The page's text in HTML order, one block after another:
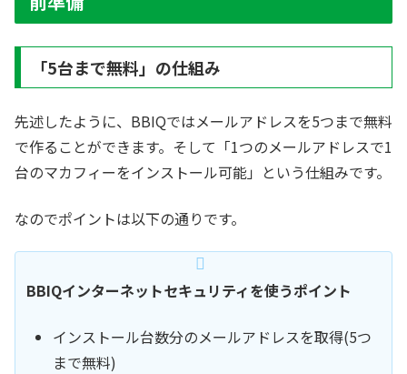
「5台まで無料」の仕組み
先述したように、BBIQではメールアドレスを5つまで無料
で作ることができます。そして「1つのメールアドレスで1
台のマカフィーをインストール可能」という仕組みです。
なのでポイントは以下の通りです。
BBIQインターネットセキュリティを使うポイント
インストール台数分のメールアドレスを取得(5つ
まで無料)